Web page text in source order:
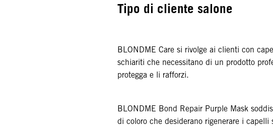
Tipo di cliente salone
BLONDME Care si rivolge ai clienti con
schiariti che necessitano di un prodotto
protegga e li rafforzi.
BLONDME Bond Repair Purple Mask
di coloro che desiderano rigenerare i capelli